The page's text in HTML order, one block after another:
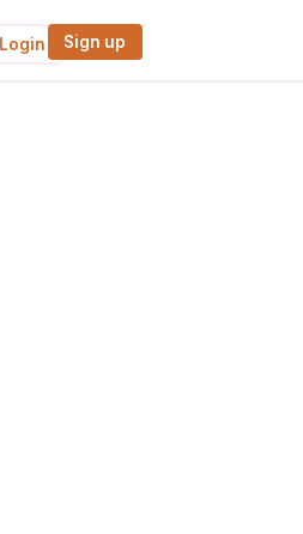
Login Sign up